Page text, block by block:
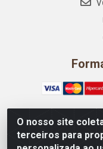
O nosso site
terceiros para
Dona Conceição